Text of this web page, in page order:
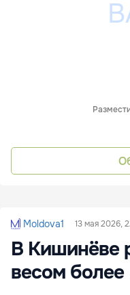
Moldova1 13 мая 2026,
В Кишинёве
весом